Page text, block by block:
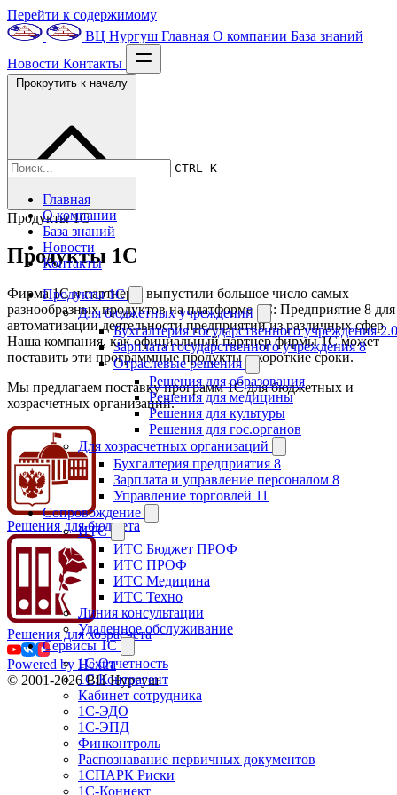
Перейти к содержимому
ВЦ Нургуш Главная О компании База знаний
Новости Контакты
CTRL K
Главная
О компании
База знаний
Новости
Контакты
Продукты 1С
Для бюджетных учреждений
Бухгалтерия государственного учреждения 2.0
Зарплата государственного учреждения 8
Отраслевые решения
Решения для образования
Решения для медицины
Решения для культуры
Решения для гос.органов
Для хозрасчетных организаций
Бухгалтерия предприятия 8
Зарплата и управление персоналом 8
Управление торговлей 11
Сопровождение
ИТС
ИТС Бюджет ПРОФ
ИТС ПРОФ
ИТС Медицина
ИТС Техно
Линия консультации
Удаленное обслуживание
Сервисы 1С
1С:Отчетность
1С:Контрагент
Кабинет сотрудника
1С-ЭДО
1С-ЭПД
Финконтроль
Распознавание первичных документов
1СПАРК Риски
1С-Коннект
Прокрутить к началу
Продукты 1С
Продукты 1С
Фирма 1С и партнеры выпустили большое число самых
разнообразных продуктов на платформе 1С: Предприятие 8 для
автоматизации деятельности предприятий из различных сфер.
Наша компания, как официальный партнер фирмы 1С может
поставить эти программные продукты в короткие сроки.
Мы предлагаем поставку программ 1С для бюджетных и
хозрасчетных организаций.
Решения для бюджета
Решения для хозрасчета
Powered by Hextra
© 2001-2026 ВЦ Нургуш